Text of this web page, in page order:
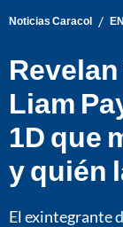
Noticias Caracol /
Liam
1D que
y quién
El exintegrante